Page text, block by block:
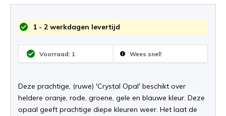
1 - 2 werkdagen levertijd
Voorraad: 1 Wees snel!
Deze prachtige, (ruwe) 'Crystal Opal' beschikt over
heldere oranje, rode, groene, gele en blauwe kleur. Deze
opaal geeft prachtige diepe kleuren weer. Het laat de